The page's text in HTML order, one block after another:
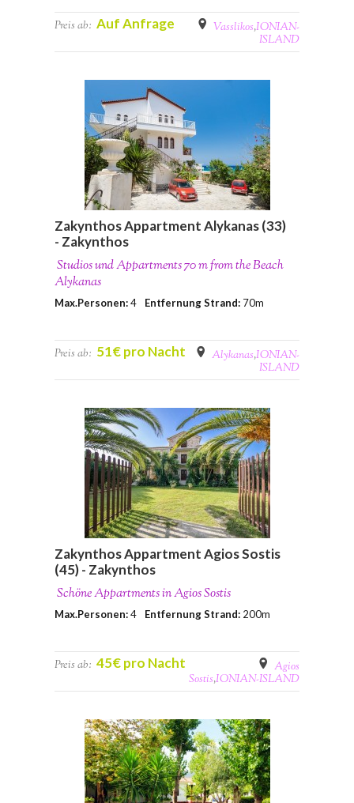
Preis ab: Auf Anfrage Vasslikos,IONIAN-
ISLAND
Zakynthos Appartment Alykanas (33)
- Zakynthos
Studios und Appartments 70 m from the Beach
Alykanas
Max.Personen:4 Entfernung Strand: 70m
Preis ab: 51€ pro Nacht Alykanas,IONIAN-
ISLAND
Zakynthos Appartment Agios Sostis
(45) - Zakynthos
Schöne Appartments in Agios Sostis
Max.Personen:4 Entfernung Strand: 200m
Preis ab: 45€ pro Nacht
Agios
Sostis,IONIAN-ISLAND